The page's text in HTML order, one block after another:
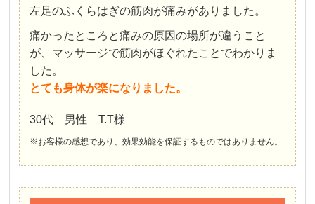
左足のふくらはぎの筋肉が痛みがありました。
痛かったところと痛みの原因の場所が違うこと
が、マッサージで筋肉がほぐれたことでわかりま
した。
とても身体が楽になりました。
30代 男性 T.T様
※お客様の感想であり、効果効能を保証するものではありません。